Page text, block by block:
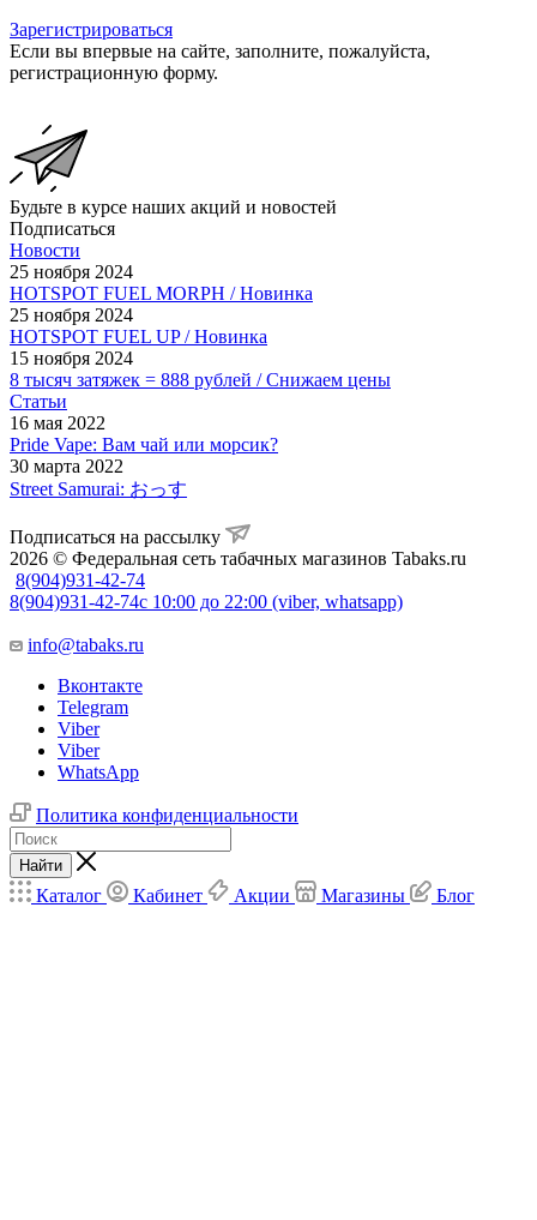
Зарегистрироваться
Если вы впервые на сайте, заполните, пожалуйста,
регистрационную форму.
Будьте в курсе наших акций и новостей
Подписаться
Новости
25 ноября 2024
HOTSPOT FUEL MORPH / Новинка
25 ноября 2024
HOTSPOT FUEL UP / Новинка
15 ноября 2024
8 тысяч затяжек = 888 рублей / Снижаем цены
Статьи
16 мая 2022
Pride Vape: Вам чай или морсик?
30 марта 2022
Street Samurai: おっす
Подписаться на рассылку
2026 © Федеральная сеть табачных магазинов Tabaks.ru
8(904)931-42-74
8(904)931-42-74с 10:00 до 22:00 (viber, whatsapp)
info@tabaks.ru
Вконтакте
Telegram
Viber
Viber
WhatsApp
Политика конфиденциальности
Найти
Каталог Кабинет Акции Магазины Блог